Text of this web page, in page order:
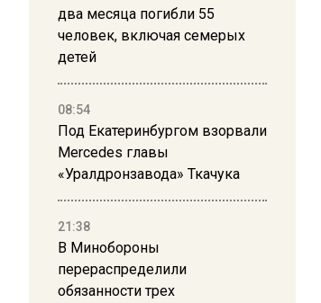
два месяца погибли 55
человек, включая семерых
детей
08:54
Под Екатеринбургом взорвали
Mercedes главы
«Уралдронзавода» Ткачука
21:38
В Минобороны
перераспределили
обязанности трех